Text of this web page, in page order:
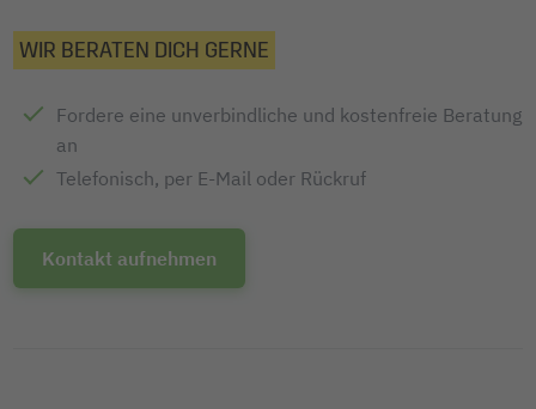
WIR BERATEN DICH GERNE
Fordere eine unverbindliche und kostenfreie Beratung
an
Telefonisch, per E-Mail oder Rückruf
Kontakt aufnehmen